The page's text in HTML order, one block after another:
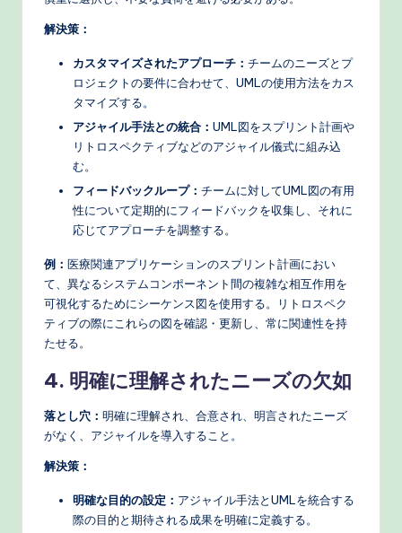
解決策：
カスタマイズされたアプローチ： チームのニーズとプ
ロジェクトの要件に合わせて、UMLの使用方法をカス
タマイズする。
アジャイル手法との統合： UML図をスプリント計画や
リトロスペクティブなどのアジャイル儀式に組み込
む。
フィードバックループ： チームに対してUML図の有用
性について定期的にフィードバックを収集し、それに
応じてアプローチを調整する。
例： 医療関連アプリケーションのスプリント計画におい
て、異なるシステムコンポーネント間の複雑な相互作用を
可視化するためにシーケンス図を使用する。リトロスペク
ティブの際にこれらの図を確認・更新し、常に関連性を持
たせる。
4. 明確に理解されたニーズの欠如
落とし穴： 明確に理解され、合意され、明言されたニーズ
がなく、アジャイルを導入すること。
解決策：
明確な目的の設定： アジャイル手法とUMLを統合する
際の目的と期待される成果を明確に定義する。